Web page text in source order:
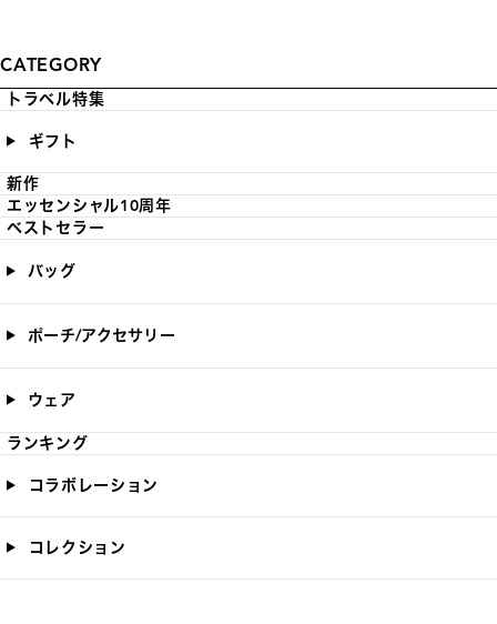
CATEGORY
トラベル特集
ギフト
新作
エッセンシャル10周年
ベストセラー
バッグ
ポーチ/アクセサリー
ウェア
ランキング
コラボレーション
コレクション